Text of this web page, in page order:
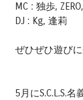
MC : 独歩,
DJ : Kg, 逢莉
ぜひぜひ遊び
5月にS.C.L.S.